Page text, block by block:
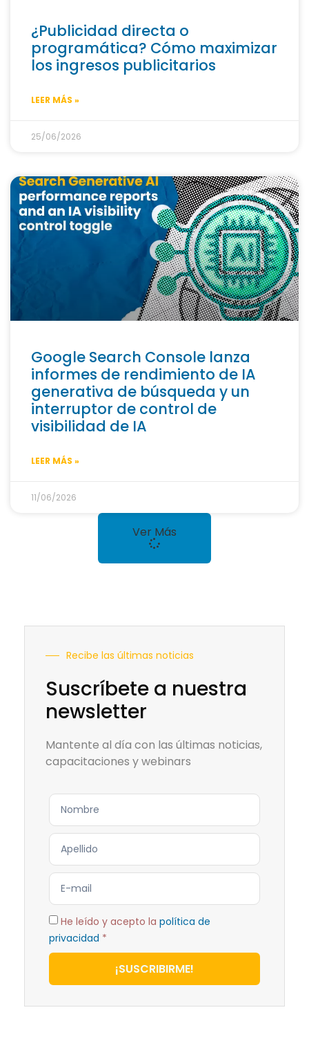
¿Publicidad directa o
programática? Cómo maximizar
los ingresos publicitarios
LEER MÁS »
25/06/2026
Google Search Console lanza
informes de rendimiento de IA
generativa de búsqueda y un
interruptor de control de
visibilidad de IA
LEER MÁS »
11/06/2026
Ver Más
Recibe las últimas noticias
Suscríbete a nuestra
newsletter
Mantente al día con las últimas noticias,
capacitaciones y webinars
He leído y acepto la política de
privacidad *
¡SUSCRIBIRME!